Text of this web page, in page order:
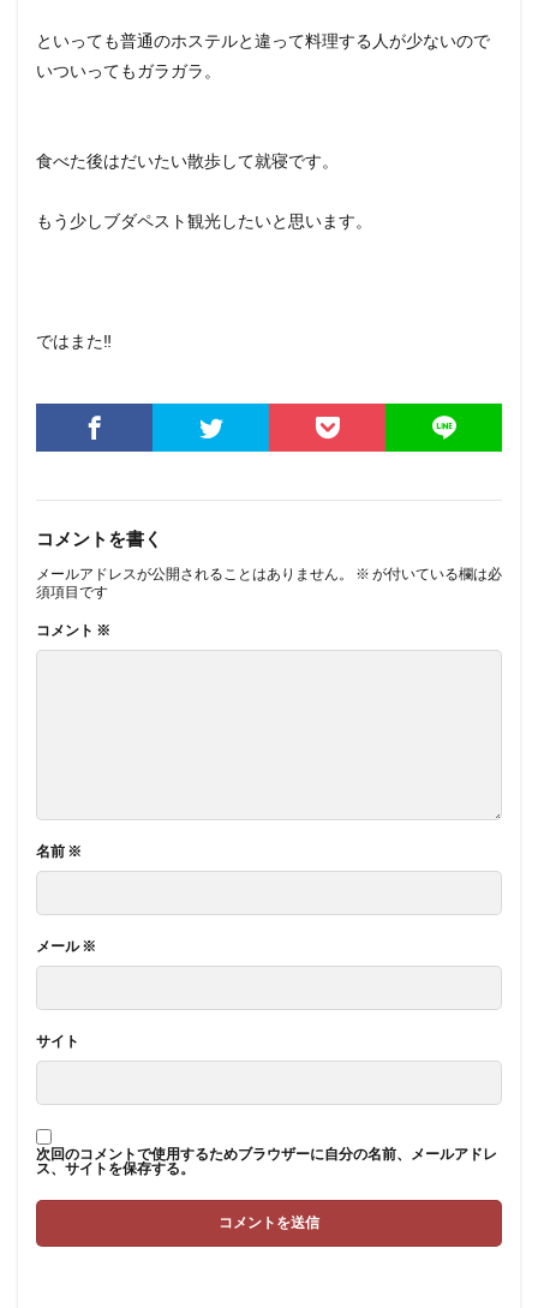
といっても普通のホステルと違って料理する人が少ないので
いついってもガラガラ。
食べた後はだいたい散歩して就寝です。
もう少しブダペスト観光したいと思います。
ではまた‼️
コメントを書く
メールアドレスが公開されることはありません。 ※ が付いている欄は必
須項目です
コメント ※
名前 ※
メール※
サイト
次回のコメントで使用するためブラウザーに自分の名前、メールアドレ
ス、サイトを保存する。